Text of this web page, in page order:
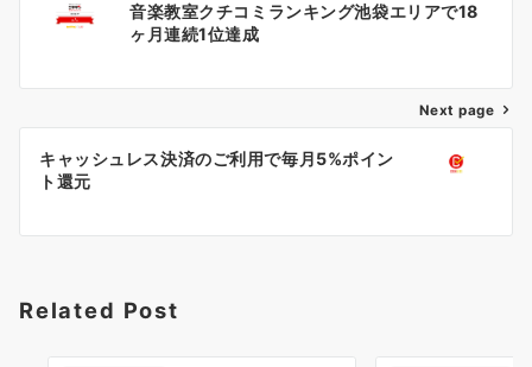
navigation
音楽教室クチコミランキング池袋エリアで18
ヶ月連続1位達成
Next page
キャッシュレス決済のご利用で毎月5%ポイン
ト還元
Related Post